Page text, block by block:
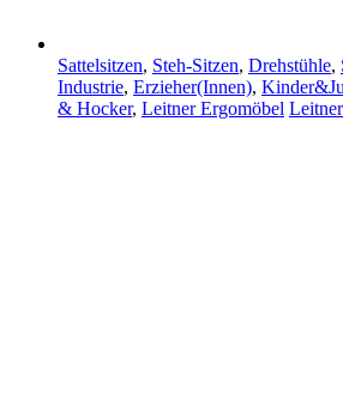
Sattelsitzen, Steh-Sitzen, Drehstühle,
Industrie, Erzieher(Innen),
& Hocker, Leitner Ergomöbel